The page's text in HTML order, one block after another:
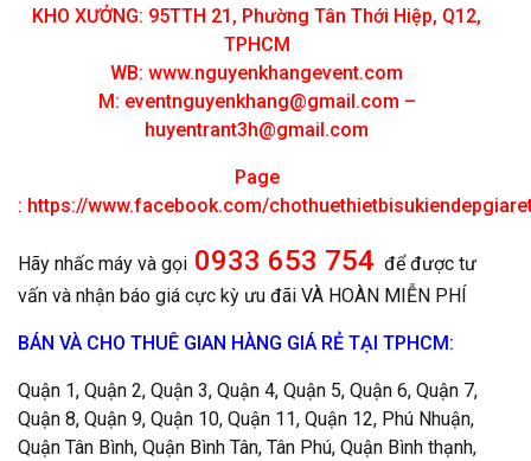
KHO XƯỞNG: 95TTH 21, Phường Tân Thới Hiệp, Q12,
TPHCM
WB: www.nguyenkhangevent.com
M: eventnguyenkhang@gmail.com –
huyentrant3h@gmail.com
Page
: https://www.facebook.com/
Hãy nhấc máy và gọi 0933 653 754 để được tư
vấn và nhận báo giá cực kỳ ưu đãi VÀ HOÀN MIỄN PHÍ
BÁN VÀ CHO THUÊ GIAN HÀNG GIÁ RẺ TẠI TPHCM:
Quận 1, Quận 2, Quận 3, Quận 4, Quận 5, Quận 6, Quận 7,
Quận 8, Quận 9, Quận 10, Quận 11, Quận 12, Phú Nhuận,
Quận Tân Bình, Quận Bình Tân, Tân Phú, Quận Bình thạnh,